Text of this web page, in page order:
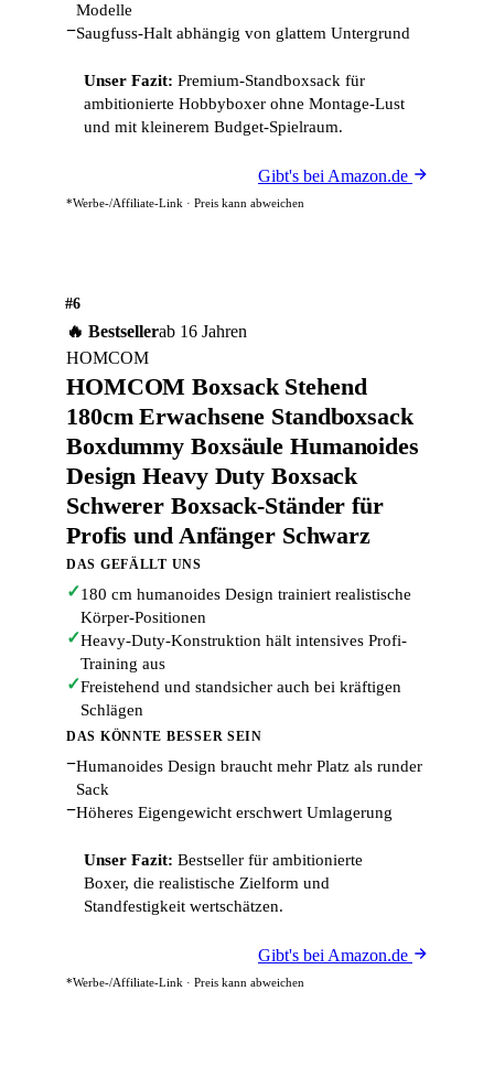
Modelle
−Saugfuss-Halt abhängig von glattem Untergrund
Unser Fazit: Premium-Standboxsack für
ambitionierte Hobbyboxer ohne Montage-Lust
und mit kleinerem Budget-Spielraum.
Gibt's bei Amazon.de
*Werbe-/Affiliate-Link · Preis kann abweichen
#6
🔥 Bestsellerab 16 Jahren
HOMCOM
HOMCOM Boxsack Stehend
180cm Erwachsene Standboxsack
Boxdummy Boxsäule Humanoides
Design Heavy Duty Boxsack
Schwerer Boxsack-Ständer für
Profis und Anfänger Schwarz
DAS GEFÄLLT UNS
✓180 cm humanoides Design trainiert realistische
Körper-Positionen
✓Heavy-Duty-Konstruktion hält intensives Profi-
Training aus
✓Freistehend und standsicher auch bei kräftigen
Schlägen
DAS KÖNNTE BESSER SEIN
−Humanoides Design braucht mehr Platz als runder
Sack
−Höheres Eigengewicht erschwert Umlagerung
Unser Fazit: Bestseller für ambitionierte
Boxer, die realistische Zielform und
Standfestigkeit wertschätzen.
Gibt's bei Amazon.de
*Werbe-/Affiliate-Link · Preis kann abweichen